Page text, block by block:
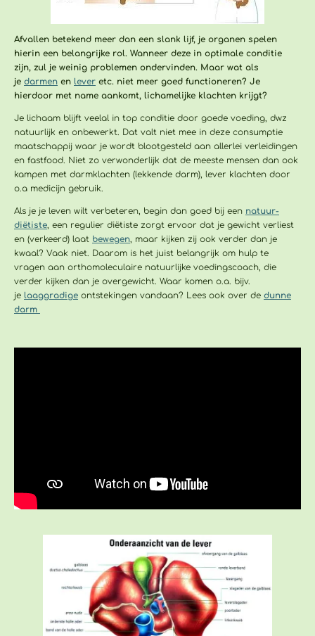
Afvallen betekend meer dan een slank lijf, je organen spelen
hierin een belangrijke rol. Wanneer deze in optimale conditie
zijn, zul je weinig problemen ondervinden. Maar wat als
je darmen en lever etc. niet meer goed functioneren? Je
hierdoor met name aankomt, lichamelijke klachten krijgt?
Je lichaam blijft veelal in top conditie door goede voeding, dwz
natuurlijk en onbewerkt. Dat valt niet mee in deze consumptie
maatschappij waar je wordt blootgesteld aan allerlei verleidingen
en fastfood. Niet zo verwonderlijk dat de meeste mensen dan ook
kampen met darmklachten (lekkende darm), lever klachten door
o.a medicijn gebruik.
Als je je leven wilt verbeteren, begin dan goed bij een natuur-
diëtiste, een regulier diëtiste zorgt ervoor dat je gewicht verliest
en (verkeerd) laat bewegen, maar kijken zij ook verder dan je
kwaal? Vaak niet. Daarom is het juist belangrijk om hulp te
vragen aan orthomoleculaire natuurlijke voedingscoach, die
verder kijken dan je overgewicht. Waar komen o.a. bijv.
je laaggradige ontstekingen vandaan? Lees ook over de dunne
darm